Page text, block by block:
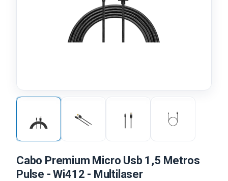
Cabo Premium Micro Usb 1,5 Metros
Pulse - Wi412 - Multilaser